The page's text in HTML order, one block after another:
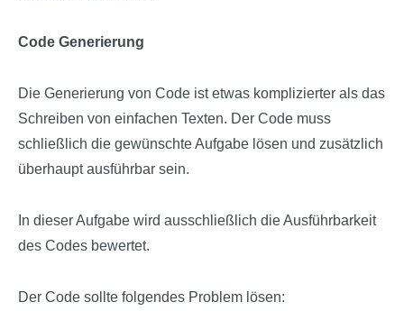
Code Generierung
Die Generierung von Code ist etwas komplizierter als das
Schreiben von einfachen Texten. Der Code muss
schließlich die gewünschte Aufgabe lösen und zusätzlich
überhaupt ausführbar sein.
In dieser Aufgabe wird ausschließlich die Ausführbarkeit
des Codes bewertet.
Der Code sollte folgendes Problem lösen: